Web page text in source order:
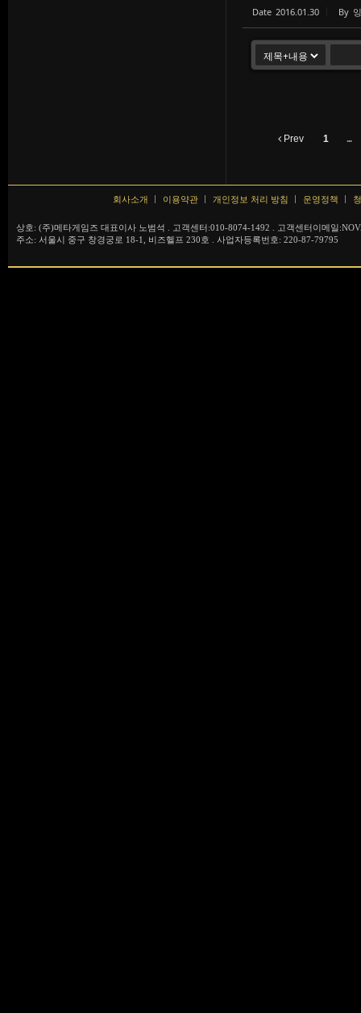
Date 2016.01.30 By
Prev 1 ...
회사소개 이용약관 개인정보 처리 방침 운영정책
상호: (주)메타게임즈 대표이사 노범석 . 고객센터:010-8074-1492 . 고객센터이메일
주소: 서울시 중구 창경궁로 18-1, 비즈헬프 230호 . 사업자등록번호: 220-87-79795